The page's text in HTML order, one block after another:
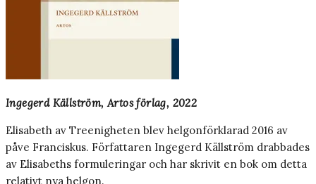
Ingegerd Källström, Artos förlag, 2022
Elisabeth av Treenigheten blev helgonförklarad 2016 av
påve Franciskus. Författaren Ingegerd Källström drabbades
av Elisabeths formuleringar och har skrivit en bok om detta
relativt nya helgon.